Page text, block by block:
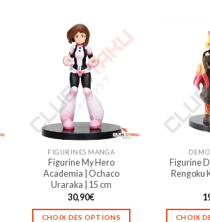
a
plusieurs
variations.
Les
options
peuvent
être
choisies
sur
la
page
du
produit
FIGURINES MANGA
Figurine My Hero
Academia | Ochaco
Uraraka | 15 cm
30,90€
CHOIX DES OPTIONS
Figurine
Rengoku
CHOIX